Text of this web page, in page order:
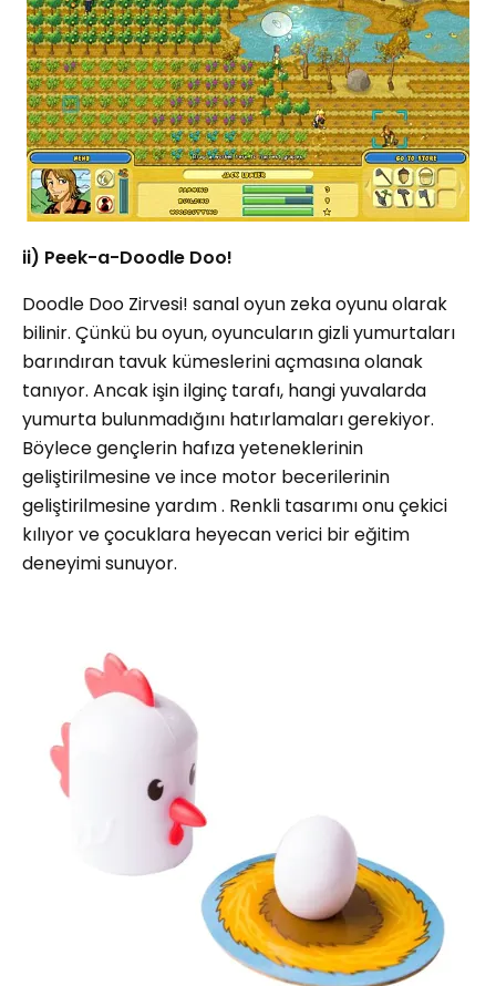
ii) Peek-a-Doodle Doo!
Doodle Doo Zirvesi! sanal oyun zeka oyunu olarak
bilinir. Çünkü bu oyun, oyuncuların gizli yumurtaları
barındıran tavuk kümeslerini açmasına olanak
tanıyor. Ancak işin ilginç tarafı, hangi yuvalarda
yumurta bulunmadığını hatırlamaları gerekiyor.
Böylece gençlerin hafıza yeteneklerinin
geliştirilmesine ve ince motor becerilerinin
geliştirilmesine yardım . Renkli tasarımı onu çekici
kılıyor ve çocuklara heyecan verici bir eğitim
deneyimi sunuyor.